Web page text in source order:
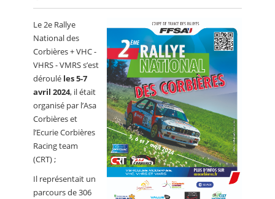
Le 2e Rallye
National des
Corbières + VHC -
VHRS - VMRS s’est
déroulé les 5-7
avril 2024, il était
organisé par l’Asa
Corbières et
l’Ecurie Corbières
Racing team
(CRT) ;
Il représentait un
parcours de 306